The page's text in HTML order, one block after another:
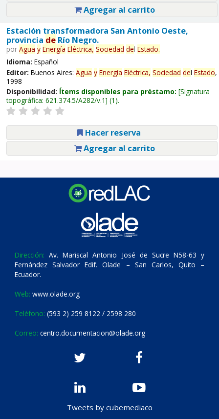
Agregar al carrito
Estación transformadora San Antonio Oeste,
provincia deRío Negro.
por Agua y Energía Eléctrica, Sociedad del Estado.
Idioma: Español
Editor: Buenos Aires: Agua y Energía Eléctrica, Sociedad del Estado,
1998
Disponibilidad: Ítems disponibles para préstamo: Signatura
topográfica: 621.374.5/A282/v.1 (1).
Hacer reserva
Agregar al carrito
Dirección: Av. Mariscal Antonio José de Sucre N58-63 y
Fernández Salvador Edif. Olade – San Carlos, Quito –
Ecuador.
Web: www.olade.org
Teléfono: (593 2) 259 8122 / 2598 280
Correo: centro.documentacion@olade.org
Tweets by cubemediaco